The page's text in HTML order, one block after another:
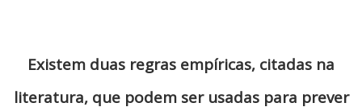
Existem duas regras empíricas, citadas na
literatura, que podem ser usadas para prever